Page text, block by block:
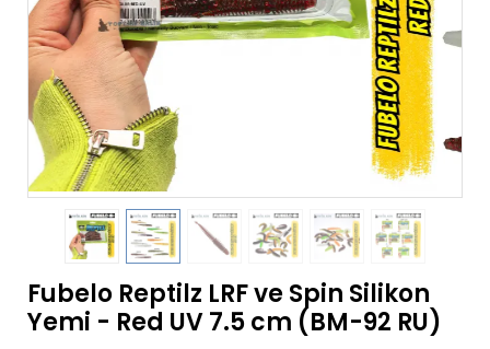
Fubelo Reptilz LRF ve Spin Silikon
Yemi - Red UV 7.5 cm (BM-92 RU)